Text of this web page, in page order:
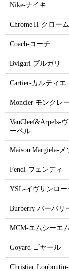
Nike-ナイキ
Chrome H-クロー
Coach-コーチ
Bvlgari-ブルガリ
Cartier-カルティエ
Moncler-モンクレ
VanCleef&Arpels-
ーペル
Maison Margiela-
Fendi-フェンディ
YSL-イヴサンロー
Burberry-バーバリ
MCM-エムシーエム
Goyard-ゴヤール
Christian